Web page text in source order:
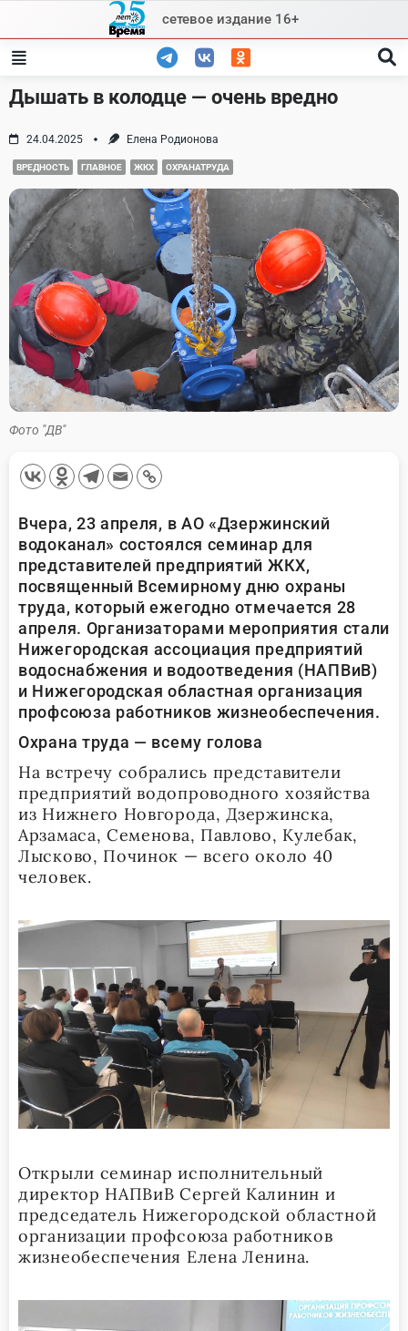
content
сетевое издание 16+
Дышать в колодце — очень вредно
24.04.2025 Елена Родионова
ВРЕДНОСТЬ ГЛАВНОЕ ЖКХ ОХРАНАТРУДА
Фото "ДВ"
Вчера, 23 апреля, в АО «Дзержинский
водоканал» состоялся семинар для
представителей предприятий ЖКХ,
посвященный Всемирному дню охраны
труда, который ежегодно отмечается 28
апреля. Организаторами мероприятия стали
Нижегородская ассоциация предприятий
водоснабжения и водоотведения (НАПВиВ)
и Нижегородская областная организация
профсоюза работников жизнеобеспечения.
Охрана труда — всему голова
На встречу собрались представители
предприятий водопроводного хозяйства
из Нижнего Новгорода, Дзержинска,
Арзамаса, Семенова, Павлово, Кулебак,
Лысково, Починок — всего около 40
человек.
Открыли семинар исполнительный
директор НАПВиВ Сергей Калинин и
председатель Нижегородской областной
организации профсоюза работников
жизнеобеспечения Елена Ленина.